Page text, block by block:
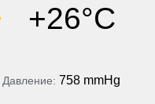
+26°C
Давление: 758 mmHg